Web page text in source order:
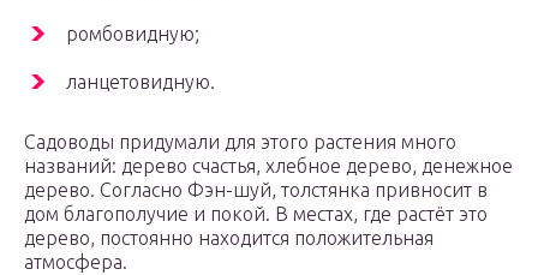
ромбовидную;
ланцетовидную.
Садоводы придумали для этого растения много
названий: дерево счастья, хлебное дерево, денежное
дерево. Согласно Фэн-шуй, толстянка привносит в
дом благополучие и покой. В местах, где растёт это
дерево, постоянно находится положительная
атмосфера.